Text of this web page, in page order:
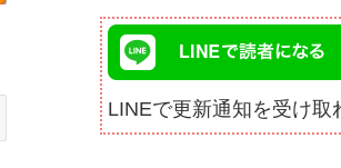
LINEで更新通知を受け取